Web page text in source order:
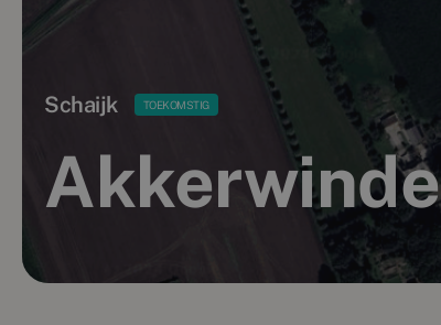
Schaijk TOEKOMSTIG
Akkerwinde